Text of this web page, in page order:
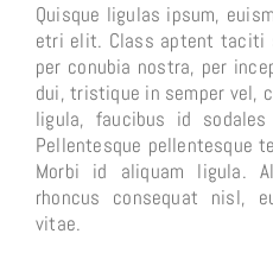
Quisque ligulas ipsum,
etri elit. Class aptent taciti
per conubia nostra, per
dui, tristique in semper vel,
ligula, faucibus id
Pellentesque pellentesque
Morbi id aliquam ligula.
rhoncus consequat nisl,
vitae.